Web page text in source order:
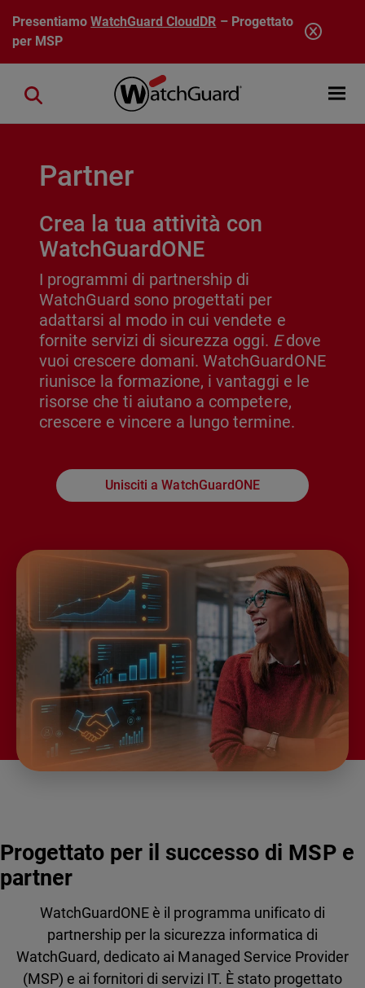
Salta al contenuto principale
PresentiamoWatchGuard CloudDR – Progettato
per MSP
Open
Close search
Partner
Crea la tua attività con
WatchGuardONE
I programmi di partnership di
WatchGuard sono progettati per
adattarsi al modo in cui vendete e
fornite servizi di sicurezza oggi. Edove
vuoi crescere domani. WatchGuardONE
riunisce la formazione, i vantaggi e le
risorse che ti aiutano a competere,
crescere e vincere a lungo termine.
Unisciti a WatchGuardONE
Progettato per il successo di MSP e
partner
WatchGuardONE è il programma unificato di
partnership per la sicurezza informatica di
WatchGuard, dedicato ai Managed Service Provider
(MSP) e ai fornitori di servizi IT. È stato progettato